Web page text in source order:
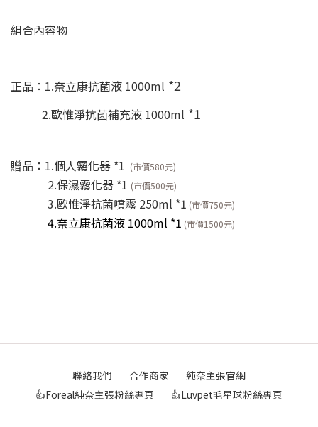
組合內容物
正品：1.奈立康抗菌液 1000ml *2
2.歐惟淨抗菌補充液 1000ml *1
贈品：1.個人霧化器 *1 (市價580元)
2.保濕霧化器 *1 (市價500元)
3.歐惟淨抗菌噴霧 250ml *1 (市價750元)
4.奈立康抗菌液 1000ml *1 (市價1500元)
聯絡我們 合作商家
純奈主張官網
👍Foreal純奈主張粉絲專頁
👍Luvpet毛星球粉絲專頁